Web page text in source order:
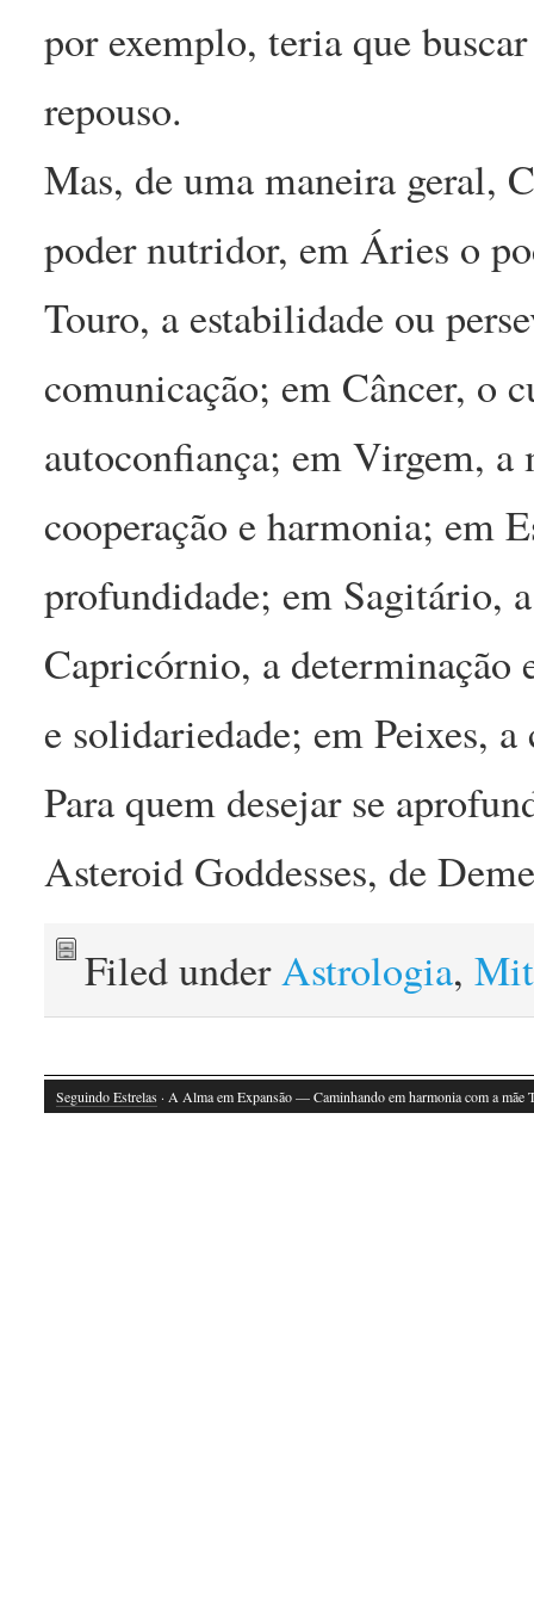
por exemplo, teria que
repouso.
Mas, de uma maneira geral,
poder nutridor, em Áries o
Touro, a estabilidade ou
comunicação; em Câncer, o
autoconfiança; em Virgem,
cooperação e harmonia; em
profundidade; em Sagitário,
Capricórnio, a determinação
e solidariedade; em Peixes,
Para quem desejar se
Asteroid Goddesses, de
Filed underAstrologia,
Seguindo Estrelas · A Alma em Expansão — Caminhando em harmonia com a mãe